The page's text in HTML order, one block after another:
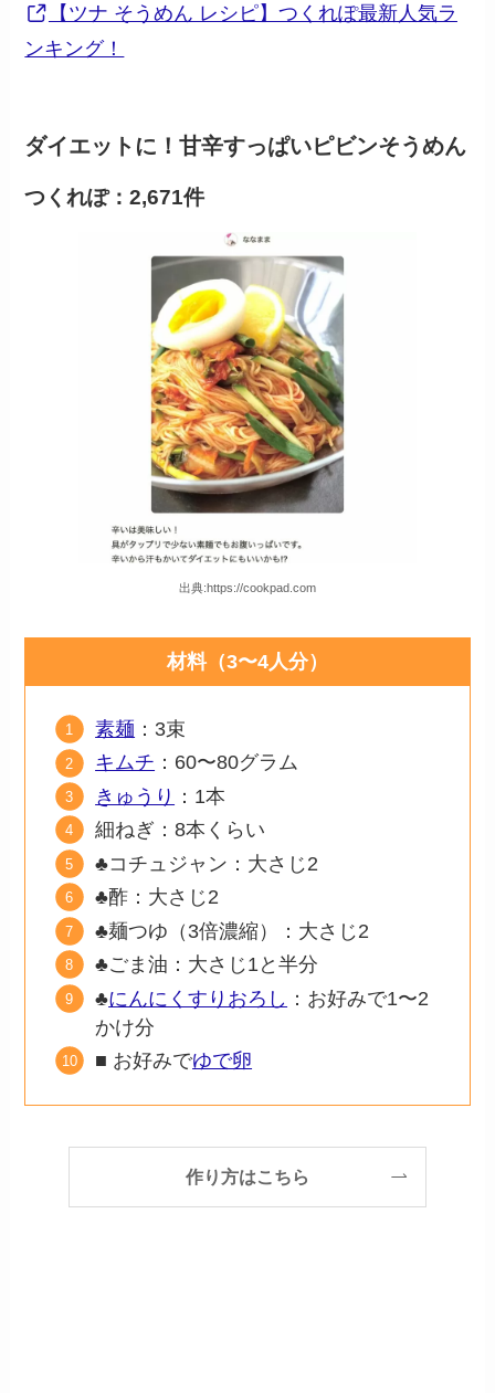
【ツナ そうめん レシピ】つくれぽ最新人気ラ
ンキング！
ダイエットに！甘辛すっぱいピビンそうめん
つくれぽ：2,671件
出典:https://cookpad.com
材料（3〜4人分）
素麺 ：3束
キムチ ：60〜80グラム
きゅうり ：1本
細ねぎ：8本くらい
♣コチュジャン：大さじ2
♣酢：大さじ2
♣麺つゆ（3倍濃縮）：大さじ2
♣ごま油：大さじ1と半分
♣にんにくすりおろし ：お好みで1〜2
かけ分
■ お好みでゆで卵
作り方はこちら